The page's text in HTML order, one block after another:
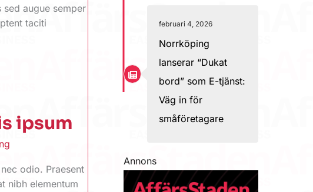
sed augue semper
taciti
ipsum
odio. Praesent
nibh elementum
februari 4, 2026
Norrköping
lanserar “Dukat
bord” som E-tjänst:
Väg in för
småföretagare
Annons